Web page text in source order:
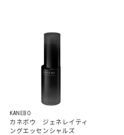
KANEBO
カネボウ ジェネレイティ
ングエッセンシャルズ